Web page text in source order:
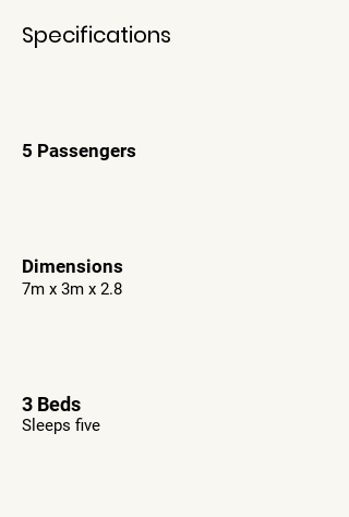
Specifications
5 Passengers
Dimensions
7m x 3m x 2.8
3 Beds
Sleeps five